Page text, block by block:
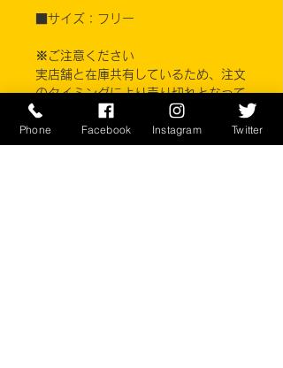
■サイズ：フリー
※ご注意ください
実店舗と在庫共有しているため、注文
のタイミングにより売り切れとなって
しまう場合がございます。
お客様のご覧になっている環境により
商品の色が違う場合がございます。
Phone Facebook Instagram Twitter